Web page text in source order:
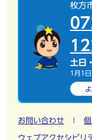
枚方
土日
1月1日
お問い合わせ
ウェブアクセシビリ